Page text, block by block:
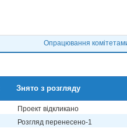
Опрацювання
Знято з розгляду
Проект відкликано
Розгляд перенесено-1